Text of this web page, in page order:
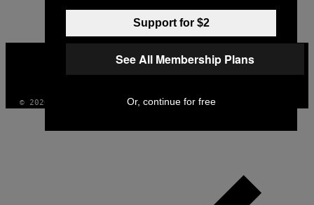
INSTAGRAM
TIKTOKYOUTUBE
© 2026 VICE DIGITAL PUBLISHING, LLC
Support for $2
See All Membership Plans
Or, continue for free